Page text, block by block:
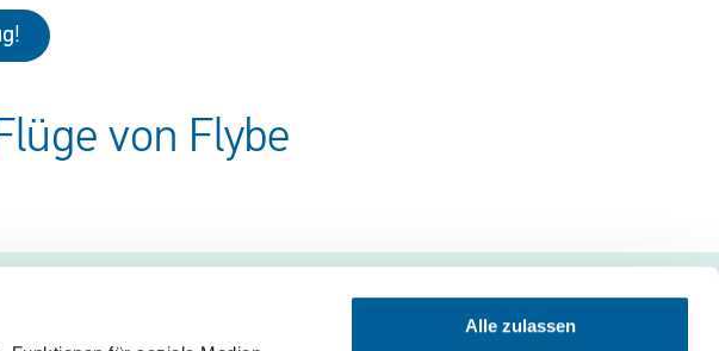
Alle zulassen
von Flybe